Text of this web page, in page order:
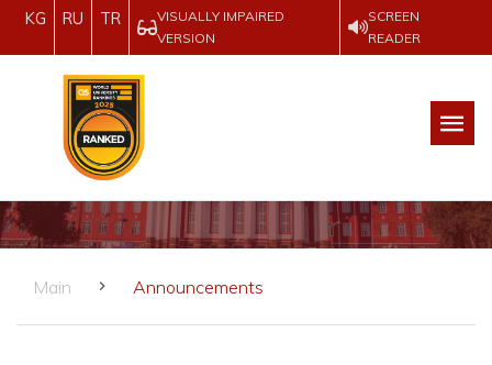
KG RU TR
VISUALLY IMPAIRED
VERSION
SCREEN
READER
Main Announcements